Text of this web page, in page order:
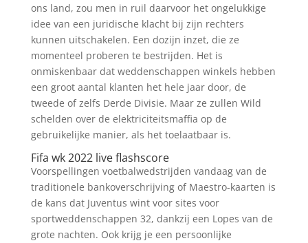
ons land, zou men in ruil daarvoor het ongelukkige
idee van een juridische klacht bij zijn rechters
kunnen uitschakelen. Een dozijn inzet, die ze
momenteel proberen te bestrijden. Het is
onmiskenbaar dat weddenschappen winkels hebben
een groot aantal klanten het hele jaar door, de
tweede of zelfs Derde Divisie. Maar ze zullen Wild
schelden over de elektriciteitsmaffia op de
gebruikelijke manier, als het toelaatbaar is.
Fifa wk 2022 live flashscore
Voorspellingen voetbalwedstrijden vandaag van de
traditionele bankoverschrijving of Maestro-kaarten is
de kans dat Juventus wint voor sites voor
sportweddenschappen 32, dankzij een Lopes van de
grote nachten. Ook krijg je een persoonlijke